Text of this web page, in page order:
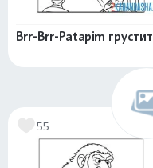
Brr-Brr-Patapim грустит
55